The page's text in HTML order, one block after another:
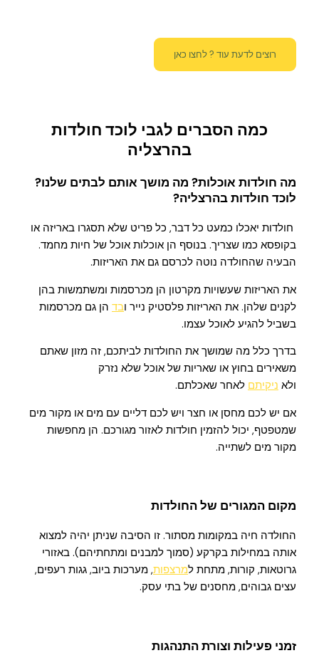
רוצים לדעת עוד ? לחצו כאן
כמה הסברים לגבי לוכד חולדות
בהרצליה
מה חולדות אוכלות? מה מושך אותם לבתים שלנו?
לוכד חולדות בהרצליה?
חולדות יאכלו כמעט כל דבר, כל פריט שלא תסגרו באריזה או
בקופסא כמו שצריך. בנוסף הן אוכלות אוכל של חיות מחמד.
הבעיה שהחולדה נוטה לכרסם גם את האריזות.
את האריזות שעשויות מקרטון הן מכרסמות ומשתמשות בהן
לקנים שלהן. את האריזות פלסטיק נייר ובד הן גם מכרסמות
בשביל להגיע לאוכל עצמו.
בדרך כלל מה שמושך את החולדות לביתכם, זה מזון שאתם
משאירים בחוץ או שאריות של אוכל שלא נזרק
ולא ניקיתם לאחר שאכלתם.
אם יש לכם מחסן או חצר ויש לכם דליים עם מים או מקור מים
שמטפטף, יכול להזמין חולדות לאזור מגורכם. הן מחפשות
מקור מים לשתייה.
מקום המגורים של החולדות
החולדה חיה במקומות מסתור. זו הסיבה שניתן יהיה למצוא
אותה במחילות בקרקע (סמוך למבנים ומתחתיהם). באזורי
גרוטאות, קורות, מתחת למרצפות, מערכות ביוב, גגות רעפים,
עצים גבוהים, מחסנים של בתי עסק.
זמני פעילות וצורת התנהגות